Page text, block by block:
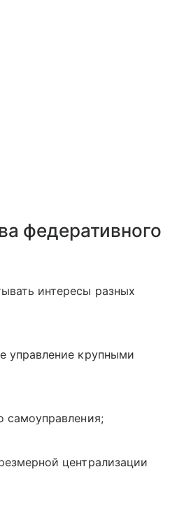
федеративного
интересы разных
управление крупными
самоуправления;
централизации